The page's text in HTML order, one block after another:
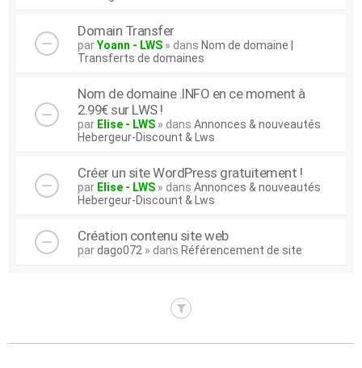
Domain Transfer
parYoann - LWS » dans Nom de domaine |
Transferts de domaines
Nom de domaine .INFO en ce moment à
2.99€ sur LWS !
par Elise - LWS » dans Annonces & nouveautés
Hebergeur-Discount & Lws
Créer un site WordPress gratuitement !
par Elise - LWS » dans Annonces & nouveautés
Hebergeur-Discount & Lws
Création contenu site web
pardago072 » dans Référencement de site